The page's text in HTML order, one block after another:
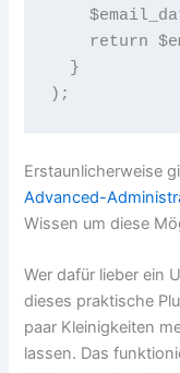
return
  }
Erstaunlicherweise
Advanced-
Wissen um diese
Wer dafür lieber ein
dieses praktische
paar Kleinigkeiten
lassen. Das